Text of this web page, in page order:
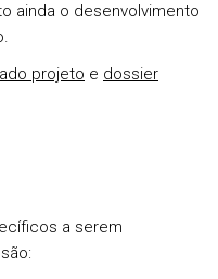
ainda o desenvolvimento
projeto e dossier
a serem